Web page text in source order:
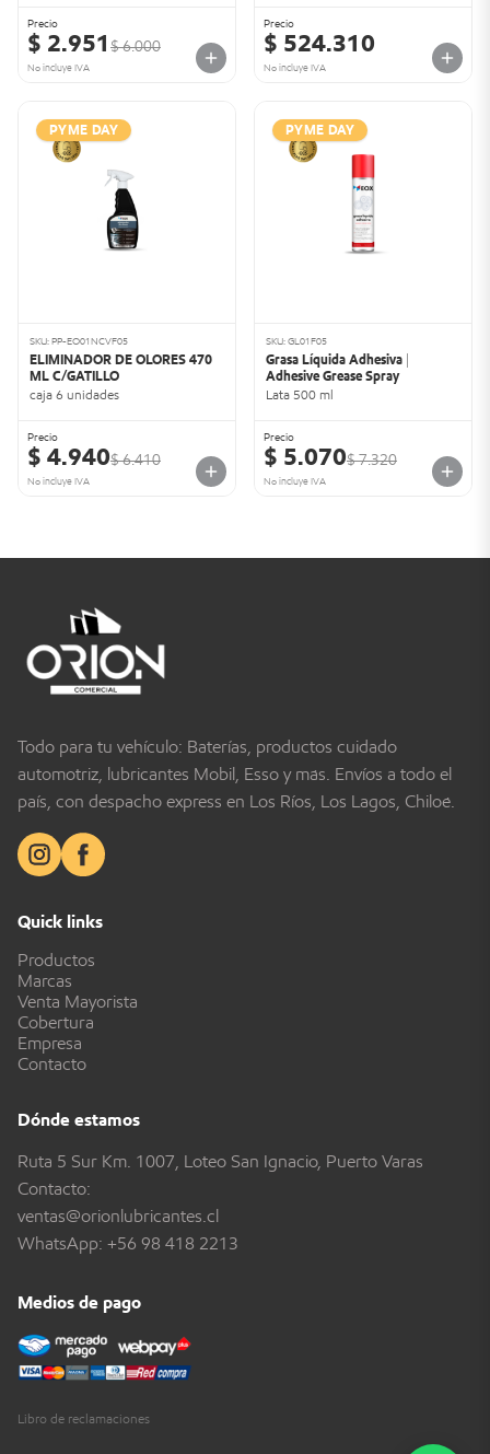
Precio
$ 2.951 $ 6.000
No incluye IVA
Precio
$ 524.310
No incluye IVA
PYME DAY
SKU: PP-EO01NCVF05
ELIMINADOR DE OLORES 470
ML C/GATILLO
caja 6 unidades
Precio
$ 4.940$ 6.410
No incluye IVA
PYME DAY
SKU: GL01F05
Grasa Líquida Adhesiva |
Adhesive Grease Spray
Lata 500 ml
Precio
$ 5.070$ 7.320
No incluye IVA
Todo para tu vehículo: Baterías, productos cuidado
automotriz, lubricantes Mobil, Esso y más. Envíos a todo el
país, con despacho express en Los Ríos, Los Lagos, Chiloé.
Quick links
Productos
Marcas
Venta Mayorista
Cobertura
Empresa
Contacto
Dónde estamos
Ruta 5 Sur Km. 1007, Loteo San Ignacio, Puerto Varas
Contacto:
ventas@orionlubricantes.cl
WhatsApp: +56 98 418 2213
Medios de pago
Libro de reclamaciones